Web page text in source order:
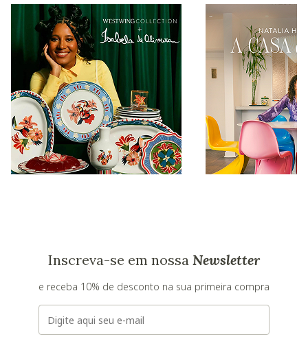
Inscreva-se em nossa Newsletter
e receba 10% de desconto na sua primeira compra
E-mail